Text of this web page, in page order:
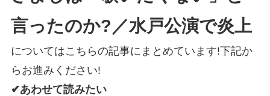
言ったのか?／水戸公演で炎上
についてはこちらの記事にまとめています!下記か
らお進みください!
✔あわせて読みたい